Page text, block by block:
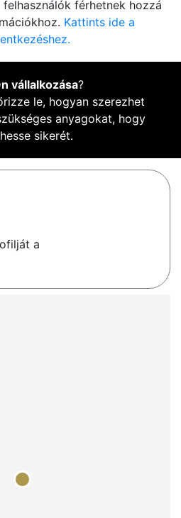
férhetnek hozzá
Kattints ide a
vállalkozása?
le, hogyan szerezhet
anyagokat, hogy
sikerét.
a